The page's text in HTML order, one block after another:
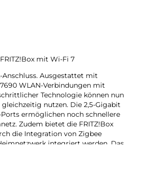
mit Wi-Fi 7
Anschluss. Ausgestattet mit
WLAN-Verbindungen mit
Technologie können nun
nutzen. Die 2,5-Gigabit
Ports ermöglichen noch schnellere
Zudem bietet die FRITZ!Box
die Integration von Zigbee
integriert werden. Das
Einbindung und Steuerung